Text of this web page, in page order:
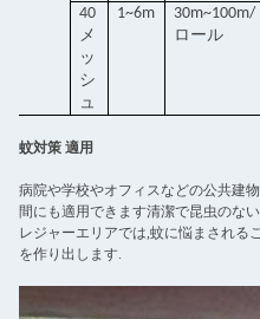
40
メ
ッ
シ
ュ
1~6m
30m~100m/
ロール
蚊対策 適用
病院や学校やオフィスなどの公共建
間にも適用できます清潔で昆虫のな
レジャーエリアでは,蚊に悩まされる
を作り出します.